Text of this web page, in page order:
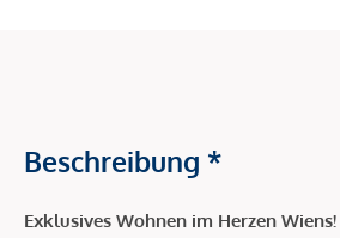
Beschreibung *
Exklusives Wohnen im Herzen Wiens!